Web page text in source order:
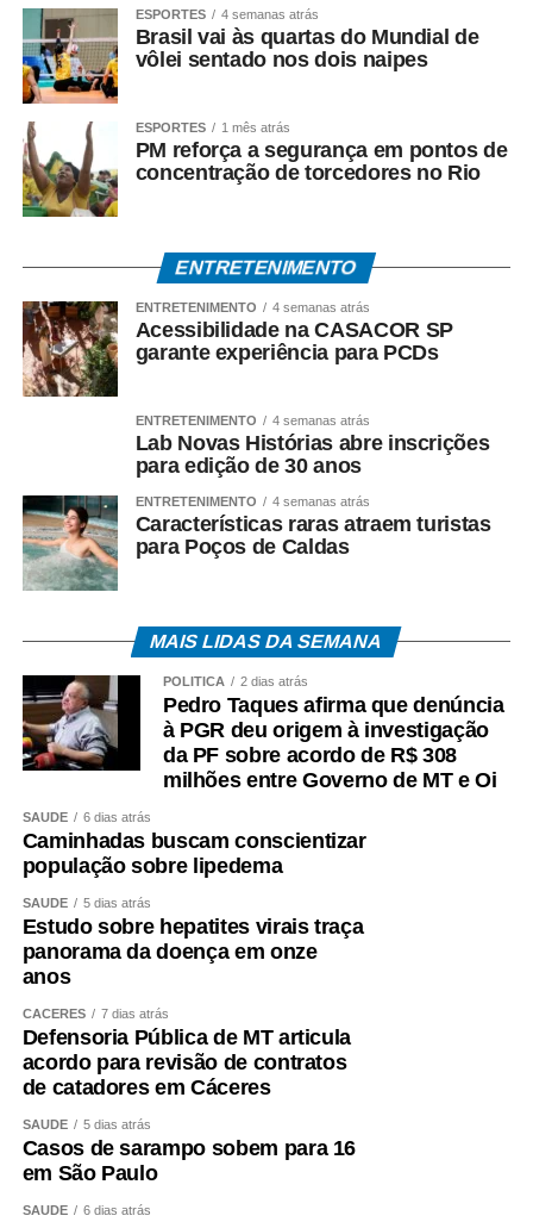
Prefeitura.
O vice-prefeito Luiz Landim avaliou que a integração
entre os governos municipal e estadual é essencial para
transformar projetos em resultados concretos. “É uma
parceria que pode produzir benefícios em várias frentes.
Ao mesmo tempo em que contribuímos com um processo
de ressocialização por meio do trabalho e da
utilizados em melhorias para nossa cidade. É dessa
trazer resultados positivos para Cáceres e para toda a
sociedade”, concluiu Luiz Landim.
Esdras Crepaldi / DRT 940 MT
COMENTE ABAIXO:
WhatsApp
Facebook
Twitter
Messenger
LinkedIn
Share
ESPORTES 4 semanas atrás
Brasil vai às quartas do Mundial de
vôlei sentado nos dois naipes
ESPORTES 1 mês atrás
PM reforça a segurança em pontos de
concentração de torcedores no Rio
ENTRETENIMENTO
ENTRETENIMENTO 4 semanas atrás
Acessibilidade na CASACOR SP
garante experiência para PCDs
ENTRETENIMENTO 4 semanas atrás
Lab Novas Histórias abre inscrições
para edição de 30 anos
ENTRETENIMENTO 4 semanas atrás
Características raras atraem turistas
para Poços de Caldas
MAIS LIDAS DA SEMANA
POLÍTICA 2 dias atrás
Pedro Taques afirma que denúncia
à PGR deu origem à investigação
da PF sobre acordo de R$ 308
milhões entre Governo de MT e Oi
SAÚDE 6 dias atrás
Caminhadas buscam conscientizar
população sobre lipedema
SAÚDE 5 dias atrás
Estudo sobre hepatites virais traça
panorama da doença em onze
anos
CÁCERES 7 dias atrás
Defensoria Pública de MT articula
acordo para revisão de contratos
de catadores em Cáceres
SAÚDE 5 dias atrás
Casos de sarampo sobem para 16
em São Paulo
SAÚDE 6 dias atrás